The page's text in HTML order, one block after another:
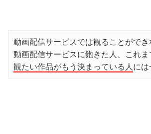
動画配信サービスでは観ることがで
観たい作品がもう決まっている人に